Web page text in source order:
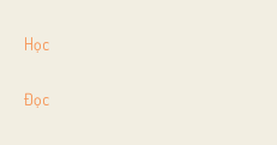
Học
Đọc